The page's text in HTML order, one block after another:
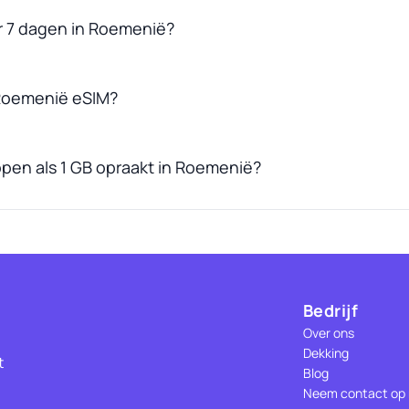
7 dagen in Roemenië?
eSIM?
als 1 GB opraakt in Roemenië?
Bedrijf
Over ons
Dekking
Blog
Neem contact op